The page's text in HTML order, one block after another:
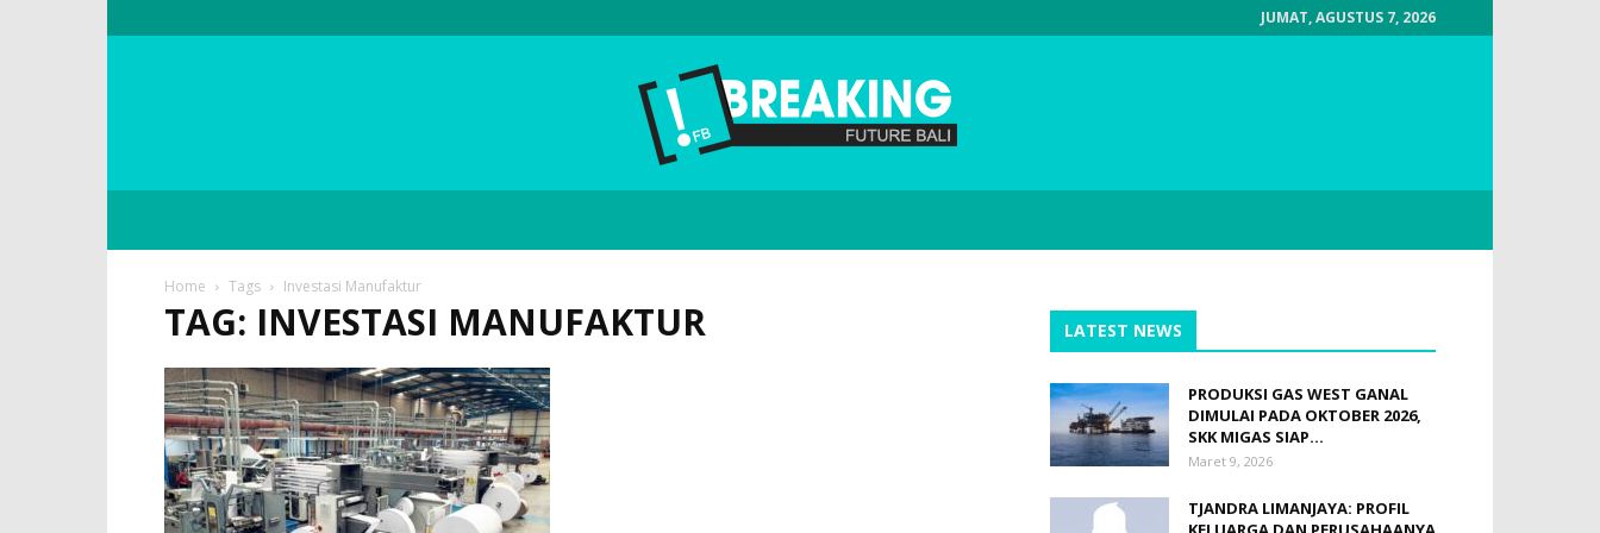
JUMAT, AGUSTUS 7, 2026
Home Tags Investasi Manufaktur
TAG: INVESTASI MANUFAKTUR LATEST NEWS
PRODUKSI GAS WEST GANAL
DIMULAI PADA OKTOBER 2026,
SKK MIGAS SIAP...
Maret 9, 2026
TJANDRA LIMANJAYA: PROFIL